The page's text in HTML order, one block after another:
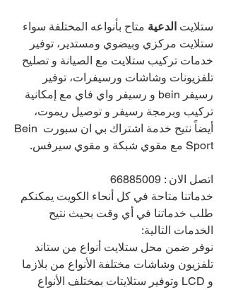
ستلايت الدعية متاح بأنواعه المختلفة سواء
ستلايت مركزي وبيضوي ومستدير، توفير
خدمات تركيب ستلايت مع الصيانة و تصليح
تلفزيونات وشاشات ورسيفرات، توفير
رسيفر bein و رسيفر واي فاي مع إمكانية
تركيب وبرمجة رسيفر و توصيل ريموت،
أيضاً نتيح خدمة اشتراك بي ان سبورت Bein
Sport مع مقوي شبكة و مقوي سيرفس.
اتصل الان : 66885009
خدماتنا متاحة في كل أنحاء الكويت يمكنكم
طلب خدماتنا في أي وقت بحيث نتيح
الخدمات التالية:
نوفر ضمن محل ستلايت أنواع من ستاند
تلفزيون وشاشات مختلفة الأنواع من بلازما
و LCD وتوفير ستلايتات بمختلف الأنواع